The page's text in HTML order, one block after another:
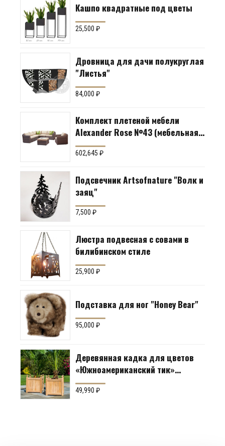
Кашпо квадратные под цветы
25,500₽
Дровница для дачи полукруглая
"Листья"
84,000₽
Комплект плетеной мебели
Alexander Rose №43 (мебельная
группа для гостиной или
террасы)
602,645₽
Подсвечник Artsofnature "Волк и
заяц"
7,500₽
Люстра подвесная с совами в
билибинском стиле
25,900₽
Подставка для ног "Honey Bear"
95,000₽
Деревянная кадка для цветов
«Южноамериканский тик»
Производство: Англия
49,990₽